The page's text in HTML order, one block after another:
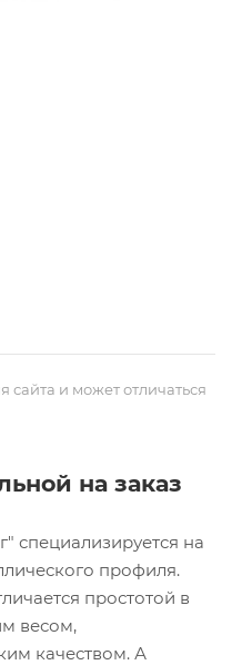
сайта и может отличаться
на заказ
специализируется на
профиля.
простотой в
весом,
качеством. А